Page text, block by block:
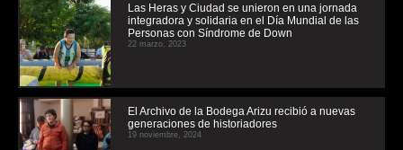
Las Heras y Ciudad se unieron en una jornada
integradora y solidaria en el Día Mundial de las
Personas con Síndrome de Down
22 marzo, 2023
El Archivo de la Bodega Arizu recibió a nuevas
generaciones de historiadores
19 noviembre, 2024